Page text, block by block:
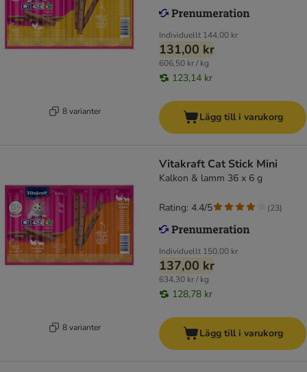
8 varianter
Individuellt 144,00 kr
131,00 kr
606,50 kr / kg
123,14 kr
Lägg till i varukorg
8 varianter
Vitakraft Cat Stick Mini
Kalkon & lamm 36 x 6 g
Individuellt 150,00 kr
137,00 kr
634,30 kr / kg
128,78 kr
Rating: 4.4/5 (23)
Lägg till i varukorg